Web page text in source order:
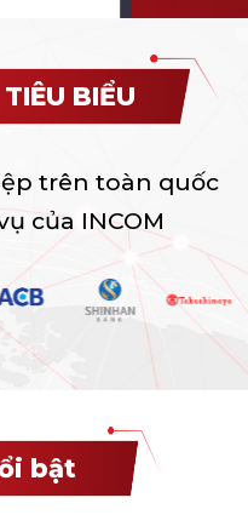
BIỂU
trên toàn quốc
của INCOM
bật